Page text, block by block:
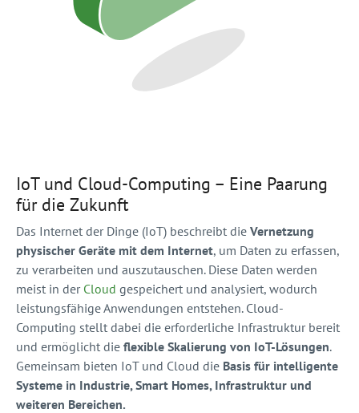
IoT und Cloud-Computing – Eine Paarung
für die Zukunft
Das Internet der Dinge (IoT) beschreibt die Vernetzung
physischer Geräte mit dem Internet, um Daten zu erfassen,
zu verarbeiten und auszutauschen. Diese Daten werden
meist in der Cloud gespeichert und analysiert, wodurch
leistungsfähige Anwendungen entstehen. Cloud-
Computing stellt dabei die erforderliche Infrastruktur bereit
und ermöglicht die flexible Skalierung von IoT-Lösungen.
Gemeinsam bieten IoT und Cloud die Basis für intelligente
Systeme in Industrie, Smart Homes, Infrastruktur und
weiteren Bereichen.